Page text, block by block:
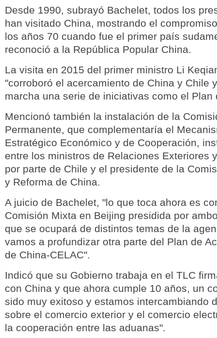
Desde 1990, subrayó Bachelet, todos los
han visitado China, mostrando el
los años 70 cuando fue el primer país
reconoció a la República Popular China.
La visita en 2015 del primer ministro Li
"corroboró el acercamiento de China y Chile
marcha una serie de iniciativas como el Plan
Mencionó también la instalación de la
Permanente, que complementaría el
Estratégico Económico y de Cooperación,
entre los ministros de Relaciones Exteriores
por parte de Chile y el presidente de la
y Reforma de China.
A juicio de Bachelet, "lo que toca ahora es
Comisión Mixta en Beijing presidida por
que se ocupará de distintos temas de la
vamos a profundizar otra parte del Plan de
de China-CELAC".
Indicó que su Gobierno trabaja en el TLC
con China y que ahora cumple 10 años, un
sido muy exitoso y estamos intercambiando
sobre el comercio exterior y el comercio
la cooperación entre las aduanas".